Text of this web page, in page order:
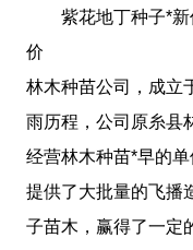
紫花地丁种子*
价 江西省九
林木种苗公司，成立
雨历程，公司原糸县
经营林木种苗*早的
提供了大批量的飞播
子苗木，赢得了一定